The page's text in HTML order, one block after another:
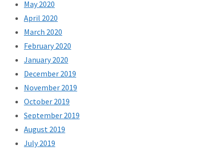
May 2020
April 2020
March 2020
February 2020
January 2020
December 2019
November 2019
October 2019
September 2019
August 2019
July 2019